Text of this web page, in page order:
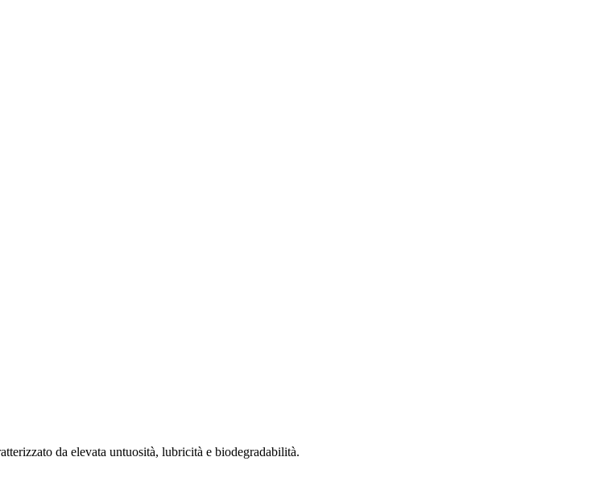
da elevata untuosità, lubricità e biodegradabilità.